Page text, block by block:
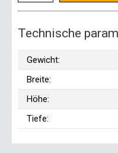
Technische
Gewicht:
Breite:
Höhe:
Tiefe: